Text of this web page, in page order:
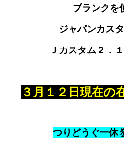
ブランクを
ジャパンカス
Ｊカスタム２．
３月１２日現在の
つりどうぐ一休